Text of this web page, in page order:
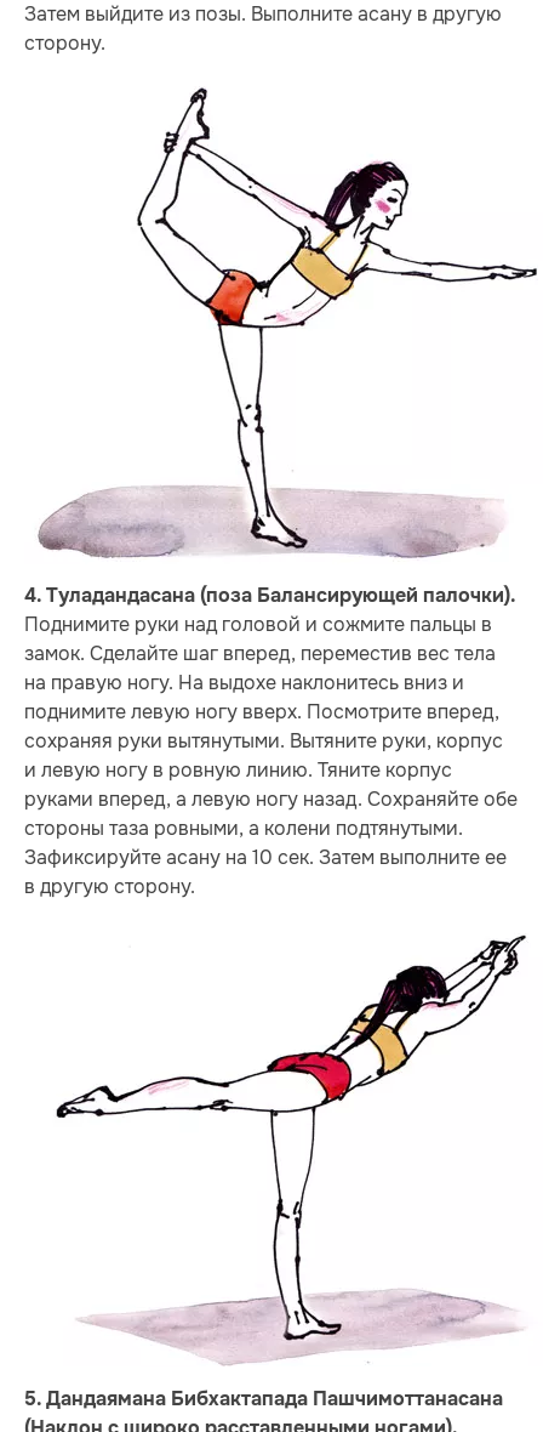
Затем выйдите из позы. Выполните асану в другую
сторону.
4. Туладандасана (поза Балансирующей палочки).
Поднимите руки над головой и сожмите пальцы в
замок. Сделайте шаг вперед, переместив вес тела
на правую ногу. На выдохе наклонитесь вниз и
поднимите левую ногу вверх. Посмотрите вперед,
сохраняя руки вытянутыми. Вытяните руки, корпус
и левую ногу в ровную линию. Тяните корпус
руками вперед, а левую ногу назад. Сохраняйте обе
стороны таза ровными, а колени подтянутыми.
Зафиксируйте асану на 10 сек. Затем выполните ее
в другую сторону.
5. Дандаямана Бибхактапада Пашчимоттанасана